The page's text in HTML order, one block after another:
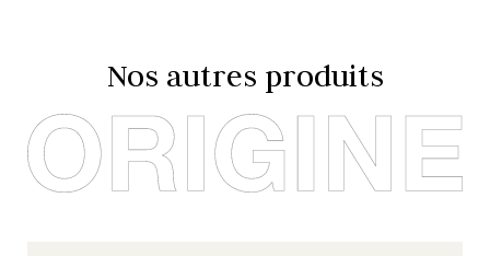
Nos autres produits